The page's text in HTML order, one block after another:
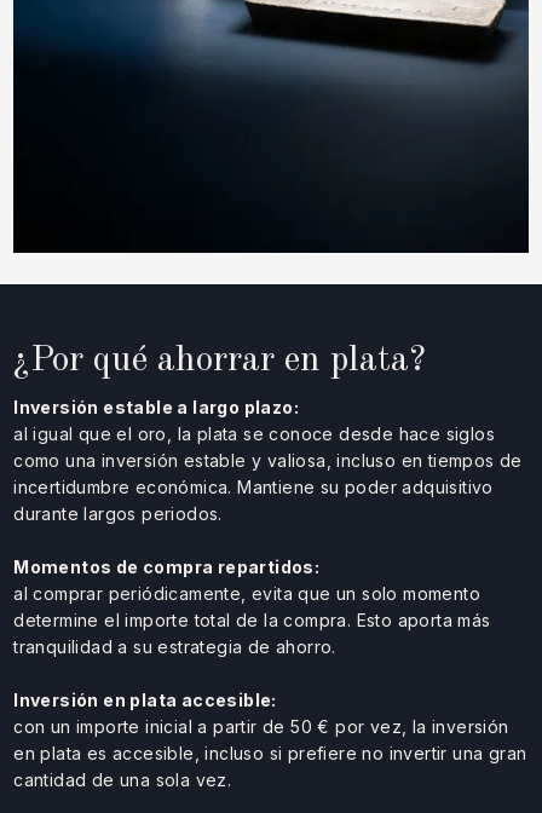
¿Por qué ahorrar en plata?
Inversión estable a largo plazo:
al igual que el oro, la plata se conoce desde hace siglos
como una inversión estable y valiosa, incluso en tiempos de
incertidumbre económica. Mantiene su poder adquisitivo
durante largos periodos.
Momentos de compra repartidos:
al comprar periódicamente, evita que un solo momento
determine el importe total de la compra. Esto aporta más
tranquilidad a su estrategia de ahorro.
Inversión en plata accesible:
con un importe inicial a partir de 50 € por vez, la inversión
en plata es accesible, incluso si prefiere no invertir una gran
cantidad de una sola vez.